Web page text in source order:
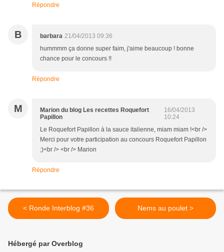
Répondre
B barbara 21/04/2013 09:36
hummmm ça donne super faim, j'aime beaucoup ! bonne
chance pour le concours !!
Répondre
M
Marion du blog Les recettes Roquefort
Papillon
16/04/2013
10:24
Le Roquefort Papillon à la sauce italienne, miam miam !<br />
Merci pour votre participation au concours Roquefort Papillon
;)<br /> <br /> Marion
Répondre
< Ronde Interblog #36 Nems au poulet >
Hébergé par Overblog